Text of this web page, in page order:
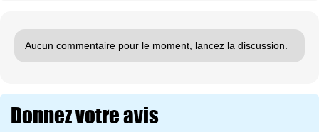
Aucun commentaire pour le moment, lancez la discussion.
Donnez votre avis